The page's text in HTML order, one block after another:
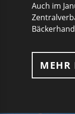
Auch im
MEHR